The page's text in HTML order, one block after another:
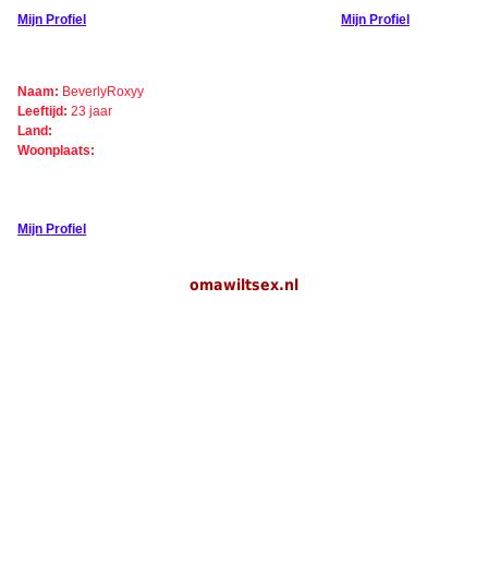
Mijn Profiel Mijn Profiel
Naam: BeverlyRoxyy
Leeftijd: 23 jaar
Land:
Woonplaats:
Mijn Profiel
omawiltsex.nl